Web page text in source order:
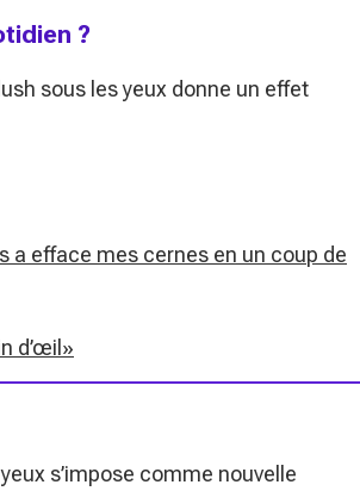
?
sous les yeux donne un effet
a efface mes cernes en un coup de
d’œil»
s’impose comme nouvelle